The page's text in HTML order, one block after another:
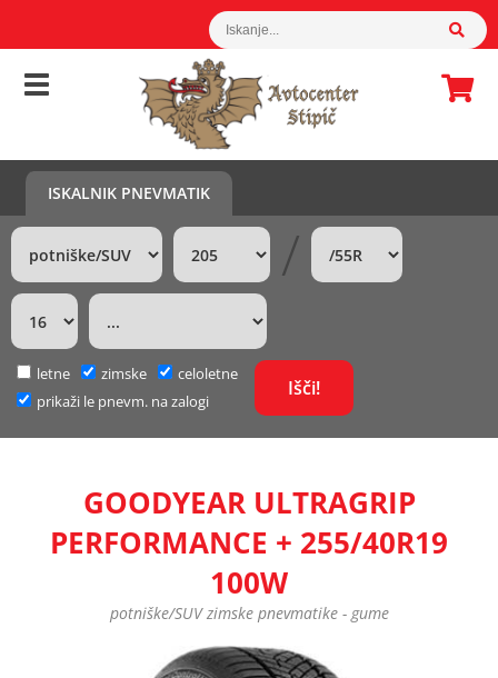
ISKALNIK PNEVMATIK
/
letne zimske
celoletne
prikaži le pnevm. na zalogi
GOODYEAR ULTRAGRIP
PERFORMANCE + 255/40R19
100W
potniške/SUV zimske pnevmatike - gume